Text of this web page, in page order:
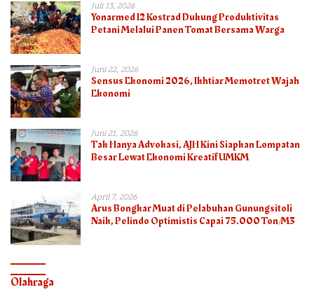
Juli 13, 2026
Yonarmed 12 Kostrad Dukung Produktivitas
Petani Melalui Panen Tomat Bersama Warga
Juni 22, 2026
Sensus Ekonomi 2026, Ikhtiar Memotret Wajah
Ekonomi
Juni 21, 2026
Tak Hanya Advokasi, AJH Kini Siapkan Lompatan
Besar Lewat Ekonomi Kreatif UMKM
April 7, 2026
Arus Bongkar Muat di Pelabuhan Gunungsitoli
Naik, Pelindo Optimistis Capai 75.000 Ton/M3
Olahraga